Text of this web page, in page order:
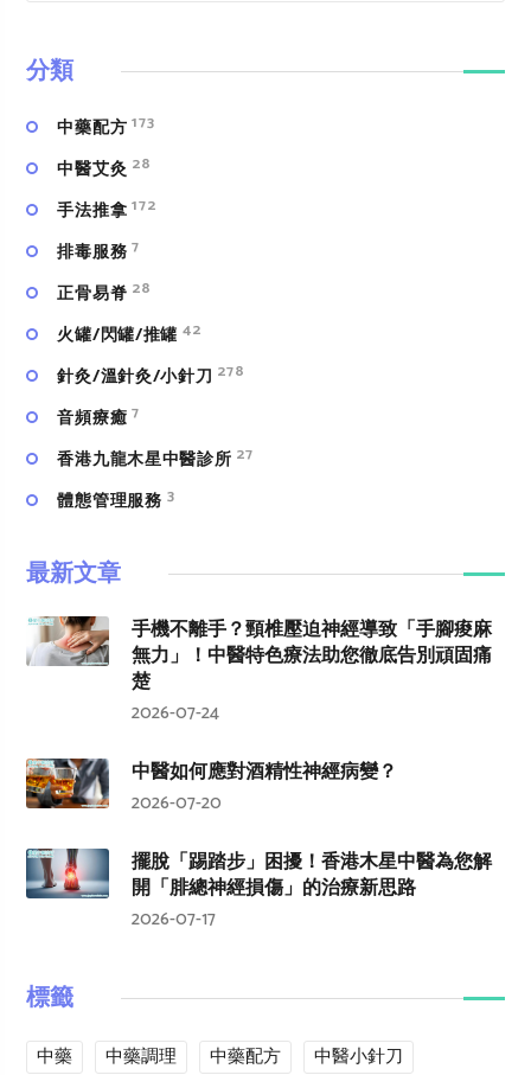
分類
中藥配方 173
中醫艾灸 28
手法推拿 172
排毒服務 7
正骨易脊 28
火罐/閃罐/推罐 42
針灸/溫針灸/小針刀 278
⾳頻療癒 7
香港九龍木星中醫診所 27
體態管理服務 3
最新文章
手機不離手？頸椎壓迫神經導致「手腳痠麻
無力」！中醫特色療法助您徹底告別頑固痛
楚
2026-07-24
中醫如何應對酒精性神經病變？
2026-07-20
擺脫「踢踏步」困擾！香港木星中醫為您解
開「腓總神經損傷」的治療新思路
2026-07-17
標籤
中藥 中藥調理 中藥配方 中醫小針刀